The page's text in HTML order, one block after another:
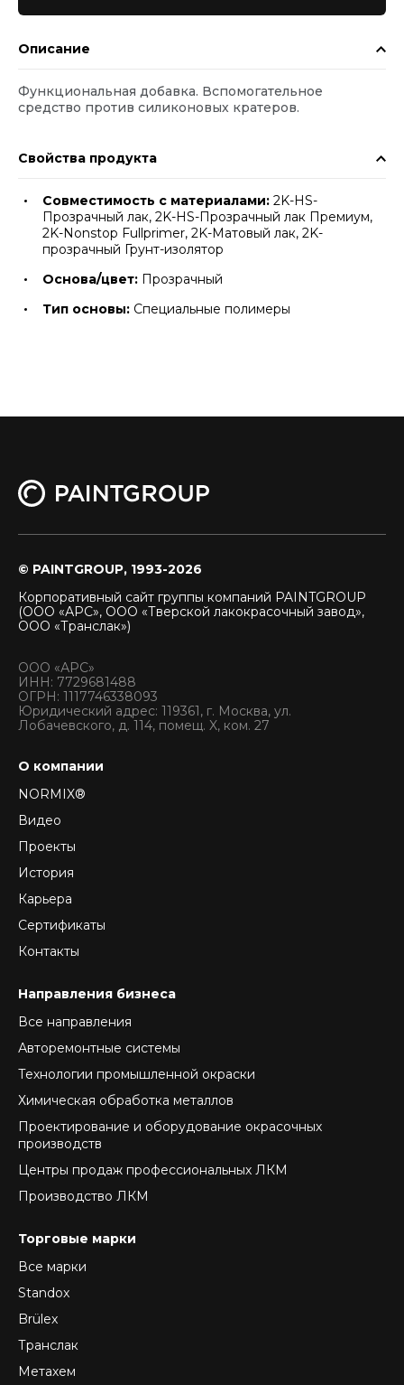
Описание
Функциональная добавка. Вспомогательное
средство против силиконовых кратеров.
Свойства продукта
Совместимость с материалами: 2K-HS-
Прозрачный лак, 2K-HS-Прозрачный лак Премиум,
2K-Nonstop Fullprimer, 2K-Матовый лак, 2K-
прозрачный Грунт-изолятор
Основа/цвет: Прозрачный
Тип основы: Специальные полимеры
© PAINTGROUP, 1993-2026
Корпоративный сайт группы компаний PAINTGROUP
(ООО «АРС», ООО «Тверской лакокрасочный завод»,
ООО «Транслак»)
ООО «АРС»
ИНН: 7729681488
ОГРН: 1117746338093
Юридический адрес: 119361, г. Москва, ул.
Лобачевского, д. 114, помещ. X, ком. 27
О компании
NORMIX®
Видео
Проекты
История
Карьера
Сертификаты
Контакты
Направления бизнеса
Все направления
Авторемонтные системы
Технологии промышленной окраски
Химическая обработка металлов
Проектирование и оборудование окрасочных
производств
Центры продаж профессиональных ЛКМ
Производство ЛКМ
Торговые марки
Все марки
Standox
Brülex
Транслак
Метахем